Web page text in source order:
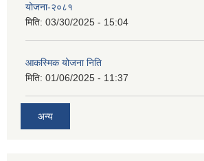
योजना-२०८१
मिति: 03/30/2025 - 15:04
आकस्मिक योजना निति
मिति: 01/06/2025 - 11:37
अन्य